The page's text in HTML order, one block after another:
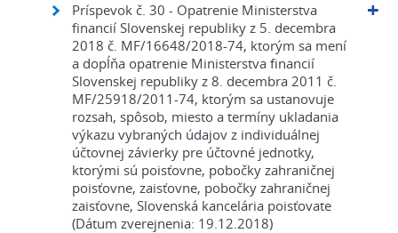
Príspevok č. 30 - Opatrenie Ministerstva
financií Slovenskej republiky z 5. decembra
2018 č. MF/16648/2018-74, ktorým sa mení
a dopĺňa opatrenie Ministerstva financií
Slovenskej republiky z 8. decembra 2011 č.
MF/25918/2011-74, ktorým sa ustanovuje
rozsah, spôsob, miesto a termíny ukladania
výkazu vybraných údajov z individuálnej
účtovnej závierky pre účtovné jednotky,
ktorými sú poisťovne, pobočky zahraničnej
poisťovne, zaisťovne, pobočky zahraničnej
zaisťovne, Slovenská kancelária poisťovate
(Dátum zverejnenia: 19.12.2018)